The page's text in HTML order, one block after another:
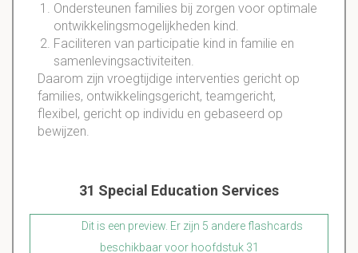
Ondersteunen families bij zorgen voor optimale
ontwikkelingsmogelijkheden kind.
Faciliteren van participatie kind in familie en
samenlevingsactiviteiten.
Daarom zijn vroegtijdige interventies gericht op
families, ontwikkelingsgericht, teamgericht,
flexibel, gericht op individu en gebaseerd op
bewijzen.
31 Special Education Services
Dit is een preview. Er zijn 5 andere flashcards
beschikbaar voor hoofdstuk 31